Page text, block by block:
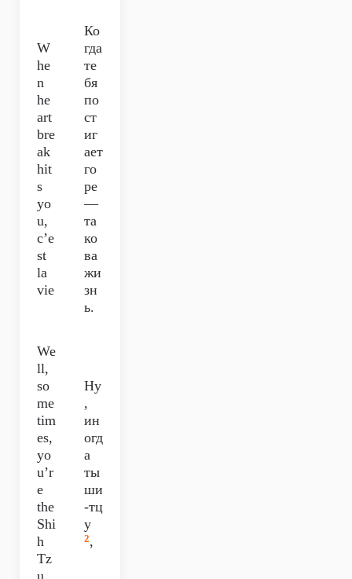
W
he
n
he
art
bre
ak
hit
s
yo
u,
c’e
st
la
vie
Ко
гда
те
бя
по
ст
иг
ает
го
ре
—
та
ко
ва
жи
зн
ь.
We
ll,
so
me
tim
es,
yo
u’r
e
the
Shi
h
Tz
u
Ну
,
ин
огд
а
ты
ши
-тц
у
2,